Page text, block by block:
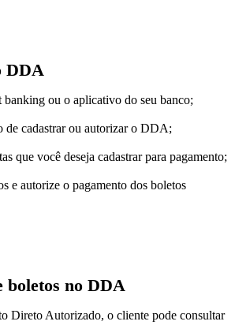
DDA
banking ou o aplicativo do seu banco;
de cadastrar ou autorizar o DDA;
que você deseja cadastrar para pagamento;
e autorize o pagamento dos boletos
boletos no DDA
Direto Autorizado, o cliente pode consultar